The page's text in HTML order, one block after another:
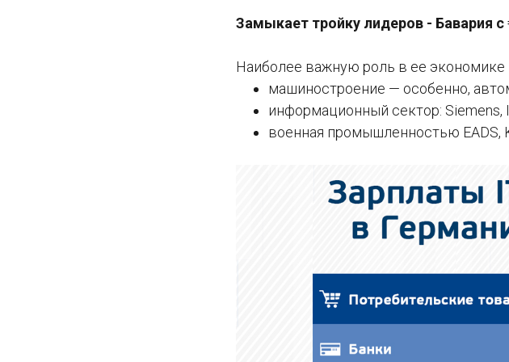
Замыкает тройку лидеров - Бавария с
Наиболее важную роль в ее экономике
машиностроение — особенно,
информационный сектор: Siemens,
военная промышленностью EADS,